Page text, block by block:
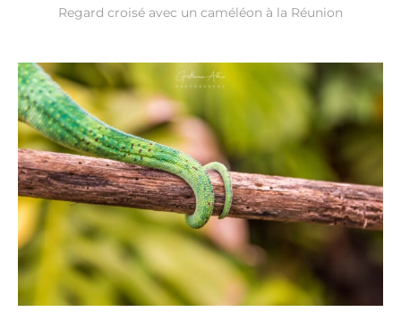
Regard croisé avec un caméléon à la Réunion